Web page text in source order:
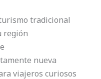
tradicional
región
nueva
viajeros curiosos